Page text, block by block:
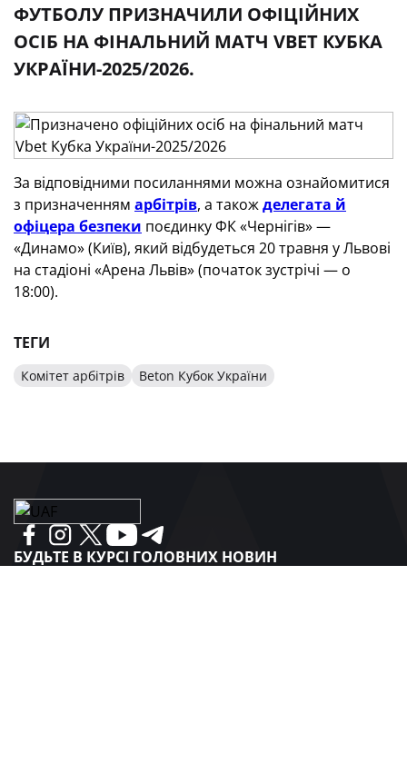
ФУТБОЛУ ПРИЗНАЧИЛИ ОФІЦІЙНИХ
ОСІБ НА ФІНАЛЬНИЙ МАТЧ VBET КУБКА
УКРАЇНИ-2025/2026.
За відповідними посиланнями можна ознайомитися
з призначенням арбітрів, а такожделегата й
офіцера безпеки поєдинку ФК «Чернігів» —
«Динамо» (Київ), який відбудеться 20 травня у Львові
на стадіоні «Арена Львів» (початок зустрічі — о
18:00).
ТЕГИ
Комітет арбітрів Beton Кубок України
БУДЬТЕ В КУРСІ ГОЛОВНИХ НОВИН